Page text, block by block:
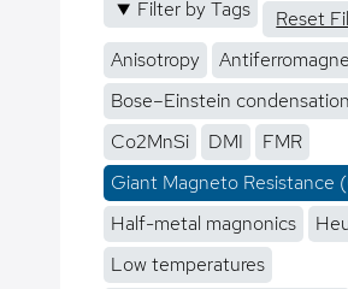
Filter by Tags
Reset
Anisotropy
Bose–Einstein condensation
Co2MnSi
DMI
FMR
Giant Magneto Resistance
Half-metal magnonics
Low temperatures